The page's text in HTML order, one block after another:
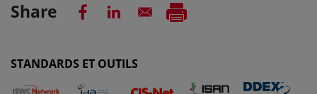
Share
STANDARDS ET OUTILS